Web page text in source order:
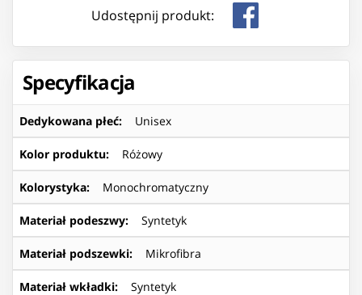
Udostępnij produkt:
Specyfikacja
Dedykowana płeć: Unisex
Kolor produktu: Różowy
Kolorystyka: Monochromatyczny
Materiał podeszwy: Syntetyk
Materiał podszewki: Mikrofibra
Materiał wkładki: Syntetyk